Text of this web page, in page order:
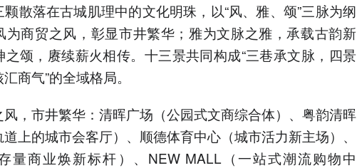
散落在古城肌理中的文化明珠，以“风、雅、颂”三脉为纲
为商贸之风，彰显市井繁华；雅为文脉之雅，承载古韵新
之颂，赓续薪火相传。十三景共同构成“三巷承文脉，四景
商气”的全域格局。
，市井繁华：清晖广场（公园式文商综合体）、粤韵清晖
上的城市会客厅）、顺德体育中心（城市活力新主场）、
量商业焕新标杆）、NEW MALL（一站式潮流购物中